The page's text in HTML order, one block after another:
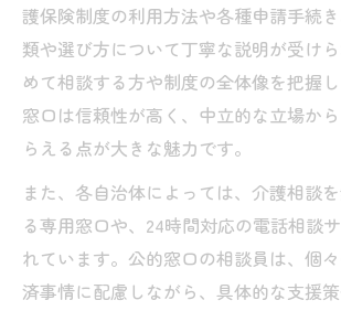
護保険制度の利用方法や各種申請手続
類や選び方について丁寧な説明が受け
めて相談する方や制度の全体像を把握
窓口は信頼性が高く、中立的な立場か
らえる点が大きな魅力です。
また、各自治体によっては、介護相談
る専用窓口や、24時間対応の電話相談
れています。公的窓口の相談員は、個
済事情に配慮しながら、具体的な支援